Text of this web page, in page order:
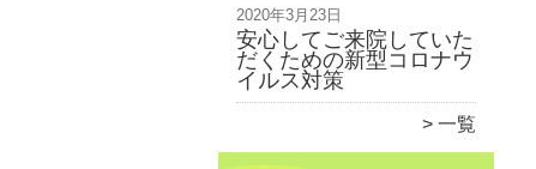
2020年3月23日
安心してご来院していた
だくための新型コロナウ
イルス対策
一覧